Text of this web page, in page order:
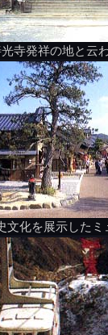
寺発祥の地と云
化を展示したミ